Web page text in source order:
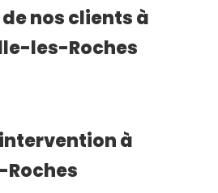
nos clients à
les-Roches
à